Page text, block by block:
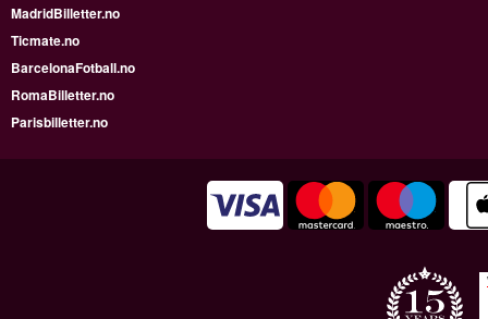
MadridBilletter.no
Ticmate.no
BarcelonaFotball.no
RomaBilletter.no
Parisbilletter.no